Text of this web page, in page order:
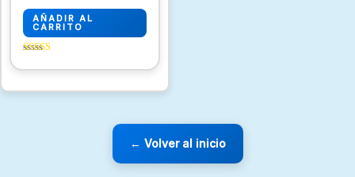
AÑADIR AL
CARRITO
con
de 5
← Volver al inicio